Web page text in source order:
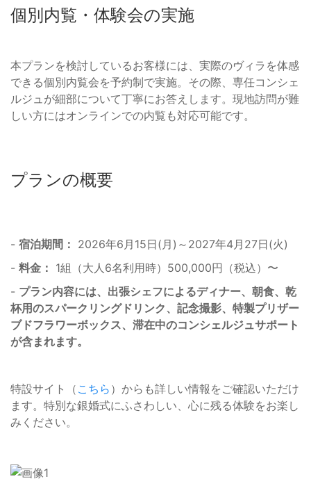
個別内覧・体験会の実施
本プランを検討しているお客様には、実際のヴィラを体感
できる個別内覧会を予約制で実施。その際、専任コンシェ
ルジュが細部について丁寧にお答えします。現地訪問が難
しい方にはオンラインでの内覧も対応可能です。
プランの概要
- 宿泊期間： 2026年6月15日(月)～2027年4月27日(火)
- 料金： 1組（大人6名利用時）500,000円（税込）〜
- プラン内容には、出張シェフによるディナー、朝食、乾
杯用のスパークリングドリンク、記念撮影、特製プリザー
ブドフラワーボックス、滞在中のコンシェルジュサポート
が含まれます。
特設サイト（ こちら ）からも詳しい情報をご確認いただけ
ます。特別な銀婚式にふさわしい、心に残る体験をお楽し
みください。